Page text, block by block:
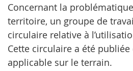
Concernant la
territoire, un groupe de
circulaire relative à
Cette circulaire a été
applicable sur le terrain.